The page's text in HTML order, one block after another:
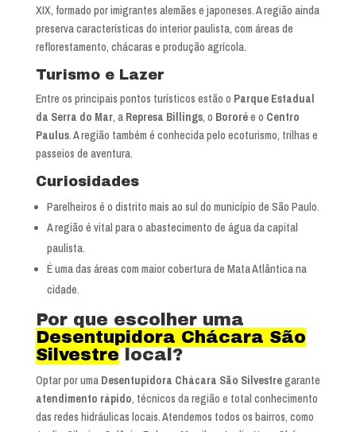
XIX, formado por imigrantes alemães e japoneses. A região ainda
preserva características do interior paulista, com áreas de
reflorestamento, chácaras e produção agrícola.
Turismo e Lazer
Entre os principais pontos turísticos estão o Parque Estadual
da Serra do Mar, a Represa Billings, o Bororée o Centro
Paulus. A região também é conhecida pelo ecoturismo, trilhas e
passeios de aventura.
Curiosidades
Parelheiros é o distrito mais ao sul do município de São Paulo.
A região é vital para o abastecimento de água da capital
paulista.
É uma das áreas com maior cobertura de Mata Atlântica na
cidade.
Por que escolher uma
Desentupidora Chácara São
Silvestre local?
Optar por uma Desentupidora Chácara São Silvestregarante
atendimento rápido, técnicos da região e total conhecimento
das redes hidráulicas locais. Atendemos todos os bairros, como